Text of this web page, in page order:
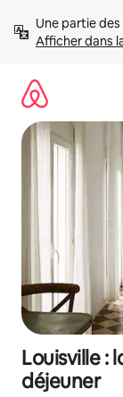
directement
Afficher dans
Louisville :
déjeuner